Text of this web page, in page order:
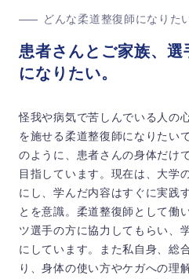
どんな柔道整復師になりた
患者さんとご家族、
になりたい。
怪我や病気で苦しんでいる人の
を施せる柔道整復師になりたい
のように、患者さんの身体だけ
目指しています。現在は、大学
にし、学んだ内容はすぐに実践
とを意識。柔道整復師として働
ツ選手の方に協力してもらい、
にしています。また私自身、総
り、身体の使い方やケガへの理